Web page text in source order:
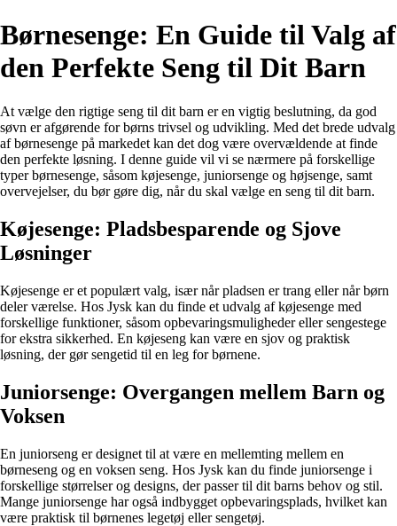
Børnesenge: En Guide til Valg af
den Perfekte Seng til Dit Barn
At vælge den rigtige seng til dit barn er en vigtig beslutning, da god
søvn er afgørende for børns trivsel og udvikling. Med det brede udvalg
af børnesenge på markedet kan det dog være overvældende at finde
den perfekte løsning. I denne guide vil vi se nærmere på forskellige
typer børnesenge, såsom køjesenge, juniorsenge og højsenge, samt
overvejelser, du bør gøre dig, når du skal vælge en seng til dit barn.
Køjesenge: Pladsbesparende og Sjove
Løsninger
Køjesenge er et populært valg, især når pladsen er trang eller når børn
deler værelse. Hos Jysk kan du finde et udvalg af køjesenge med
forskellige funktioner, såsom opbevaringsmuligheder eller sengestege
for ekstra sikkerhed. En køjeseng kan være en sjov og praktisk
løsning, der gør sengetid til en leg for børnene.
Juniorsenge: Overgangen mellem Barn og
Voksen
En juniorseng er designet til at være en mellemting mellem en
børneseng og en voksen seng. Hos Jysk kan du finde juniorsenge i
forskellige størrelser og designs, der passer til dit barns behov og stil.
Mange juniorsenge har også indbygget opbevaringsplads, hvilket kan
være praktisk til børnenes legetøj eller sengetøj.